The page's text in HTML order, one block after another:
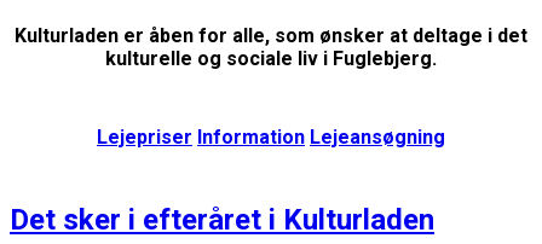
Kulturladen er åben for alle, som ønsker at deltage i det
kulturelle og sociale liv i Fuglebjerg.
Lejepriser Information Lejeansøgning
Det sker i efteråret i Kulturladen